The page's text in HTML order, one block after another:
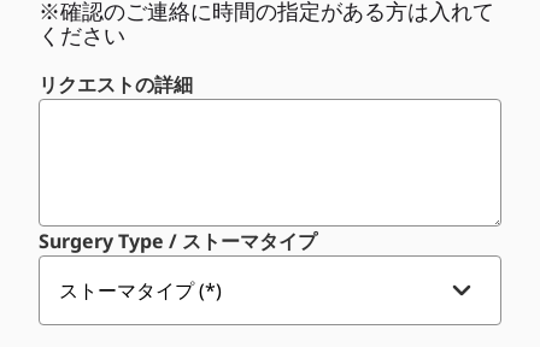
※確認のご連絡に時間の指定がある方は入れて
ください
リクエストの詳細
Surgery Type / ストーマタイプ